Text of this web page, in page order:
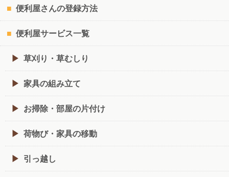
便利屋さんの登録方法
便利屋サービス一覧
草刈り・草むしり
家具の組み立て
お掃除・部屋の片付け
荷物び・家具の移動
引っ越し